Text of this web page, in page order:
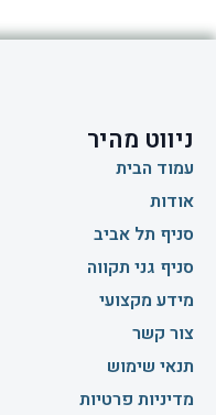
ניווט מהיר
עמוד הבית
אודות
סניף תל אביב
סניף גני תקווה
מידע מקצועי
צור קשר
תנאי שימוש
מדיניות פרטיות